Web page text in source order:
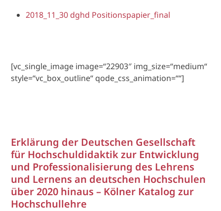
2018_11_30 dghd Positionspapier_final
[vc_single_image image=“22903″ img_size=“medium“
style=“vc_box_outline“ qode_css_animation=““]
Erklärung der Deutschen Gesellschaft
für Hochschuldidaktik zur Entwicklung
und Professionalisierung des Lehrens
und Lernens an deutschen Hochschulen
über 2020 hinaus – Kölner Katalog zur
Hochschullehre